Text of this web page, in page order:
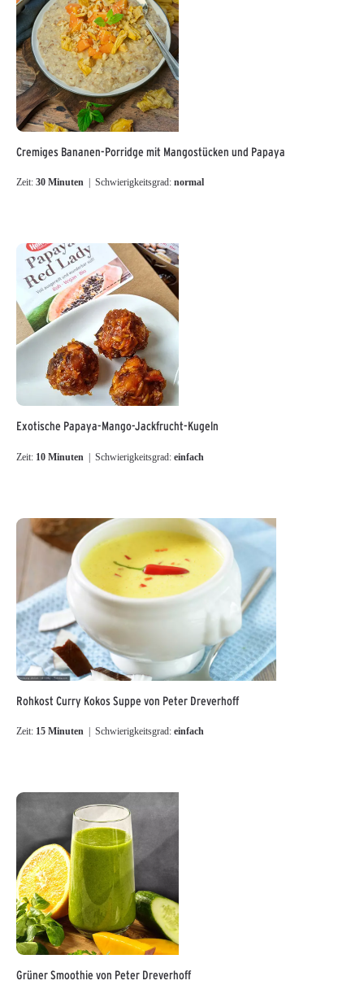
Cremiges Bananen-Porridge mit Mangostücken und Papaya
Zeit: 30 Minuten | Schwierigkeitsgrad: normal
Exotische Papaya-Mango-Jackfrucht-Kugeln
Zeit: 10 Minuten | Schwierigkeitsgrad: einfach
Rohkost Curry Kokos Suppe von Peter Dreverhoff
Zeit: 15 Minuten | Schwierigkeitsgrad: einfach
Grüner Smoothie von Peter Dreverhoff